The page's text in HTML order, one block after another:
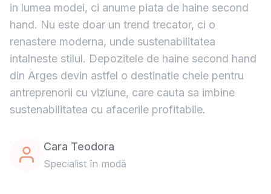
in lumea modei, ci anume piata de haine second
hand. Nu este doar un trend trecator, ci o
renastere moderna, unde sustenabilitatea
intalneste stilul. Depozitele de haine second hand
din Arges devin astfel o destinatie cheie pentru
antreprenorii cu viziune, care cauta sa imbine
sustenabilitatea cu afacerile profitabile.
Cara Teodora
Specialist în modă